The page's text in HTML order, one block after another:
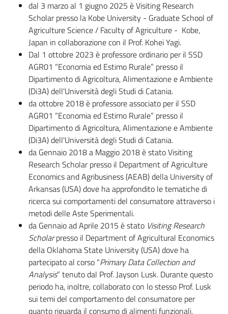
dal 3 marzo al 1 giugno 2025 è Visiting Research
Scholar presso la Kobe University - Graduate School of
Agriculture Science / Faculty of Agriculture - Kobe,
Japan in collaborazione con il Prof. Kohei Yagi.
Dal 1 ottobre 2023 è professore ordinario per il SSD
AGR01 “Economia ed Estimo Rurale” presso il
Dipartimento di Agricoltura, Alimentazione e Ambiente
(Di3A) dell'Università degli Studi di Catania.
da ottobre 2018 è professore associato per il SSD
AGR01 “Economia ed Estimo Rurale” presso il
Dipartimento di Agricoltura, Alimentazione e Ambiente
(Di3A) dell'Università degli Studi di Catania.
da Gennaio 2018 a Maggio 2018 è stato Visiting
Research Scholar presso il Department of Agriculture
Economics and Agribusiness (AEAB) della University of
Arkansas (USA) dove ha approfondito le tematiche di
ricerca sui comportamenti del consumatore attraverso i
metodi delle Aste Sperimentali.
da Gennaio ad Aprile 2015 è stato Visiting Research
Scholarpresso il Department of Agricultural Economics
della Oklahoma State University (USA) dove ha
partecipato al corso “Primary Data Collection and
Analysis” tenuto dal Prof. Jayson Lusk. Durante questo
periodo ha, inoltre, collaborato con lo stesso Prof. Lusk
sui temi del comportamento del consumatore per
quanto riguarda il consumo di alimenti funzionali.